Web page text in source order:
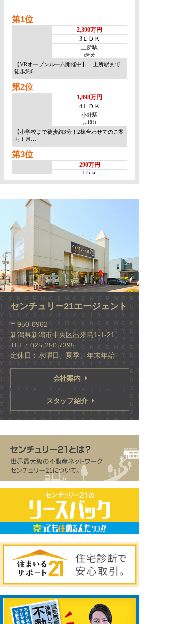
センチュリー21エージェント
〒950-0962
新潟県新潟市中央区出来島1-1-21
TEL：025-250-7395
定休日：水曜日、夏季、年末年始
会社案内
スタッフ紹介